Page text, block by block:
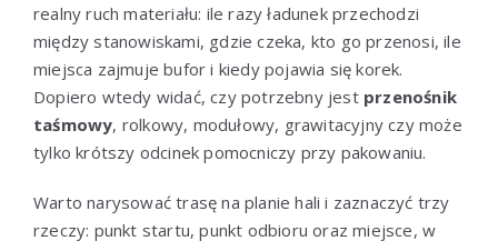
realny ruch materiału: ile razy ładunek przechodzi
między stanowiskami, gdzie czeka, kto go przenosi, ile
miejsca zajmuje bufor i kiedy pojawia się korek.
Dopiero wtedy widać, czy potrzebny jest przenośnik
taśmowy, rolkowy, modułowy, grawitacyjny czy może
tylko krótszy odcinek pomocniczy przy pakowaniu.
Warto narysować trasę na planie hali i zaznaczyć trzy
rzeczy: punkt startu, punkt odbioru oraz miejsce, w